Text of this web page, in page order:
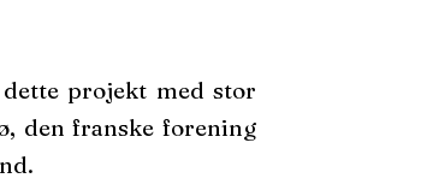
projekt med stor
den franske forening